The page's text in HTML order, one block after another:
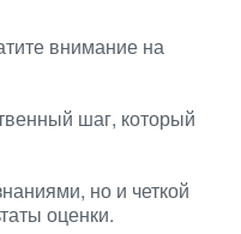
внимание на
шаг, который
но и четкой
оценки.